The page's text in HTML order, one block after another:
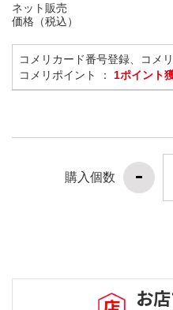
ネット販売
価格（税込）
コメリカード番号登録、コメ
コメリポイント ： 1ポイント
購入個数
お